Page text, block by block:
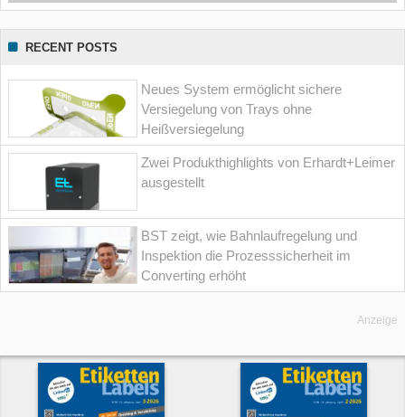
RECENT POSTS
Neues System ermöglicht sichere
Versiegelung von Trays ohne
Heißversiegelung
Zwei Produkthighlights von Erhardt+Leimer
ausgestellt
BST zeigt, wie Bahnlaufregelung und
Inspektion die Prozesssicherheit im
Converting erhöht
Anzeige